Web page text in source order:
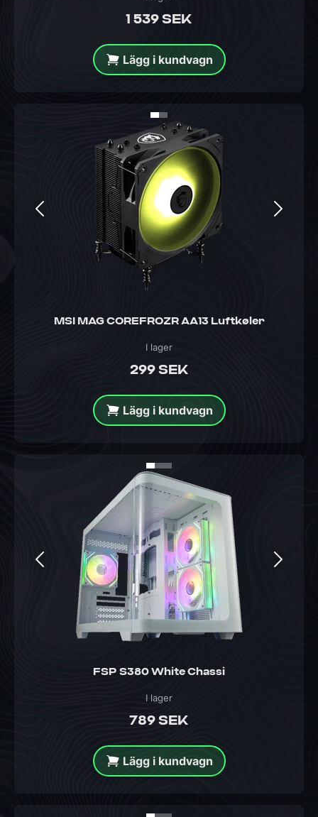
1 539 SEK
Lägg i kundvagn
MSI MAG COREFROZR AA13 Luftkøler
299 SEK
I lager
Lägg i kundvagn
FSP S380 White Chassi
789 SEK
I lager
Lägg i kundvagn